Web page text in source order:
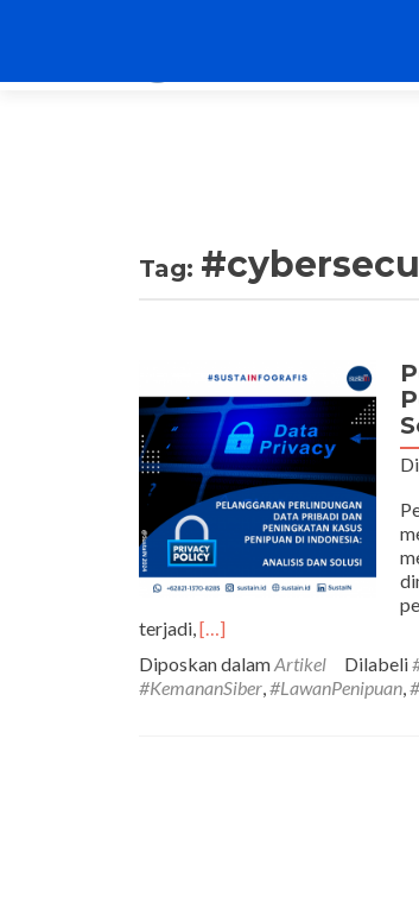
Tag:
terjadi,Selengkapnya
Perlindungan
Data
[…]
Diposkan dalamArtikel Dilabeli
#KemananSiber,#LawanPenipuan,